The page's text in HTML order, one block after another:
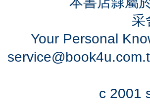
采
Your Personal
c 2001